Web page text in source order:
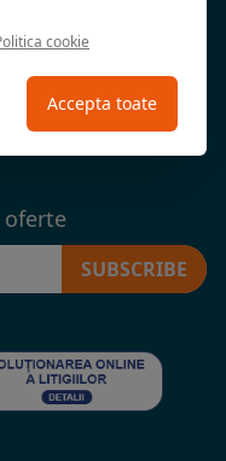
oferte
SUBSCRIBE
cookie
Accepta toate